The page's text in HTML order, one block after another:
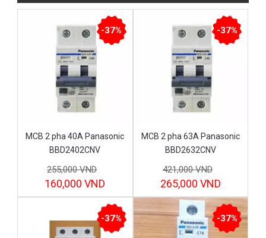
-37%
MCB 2 pha 40A Panasonic
BBD2402CNV
255,000 VND
160,000 VND
-37%
MCB 2 pha 63A Panasonic
BBD2632CNV
421,000 VND
265,000 VND
-37% -37%